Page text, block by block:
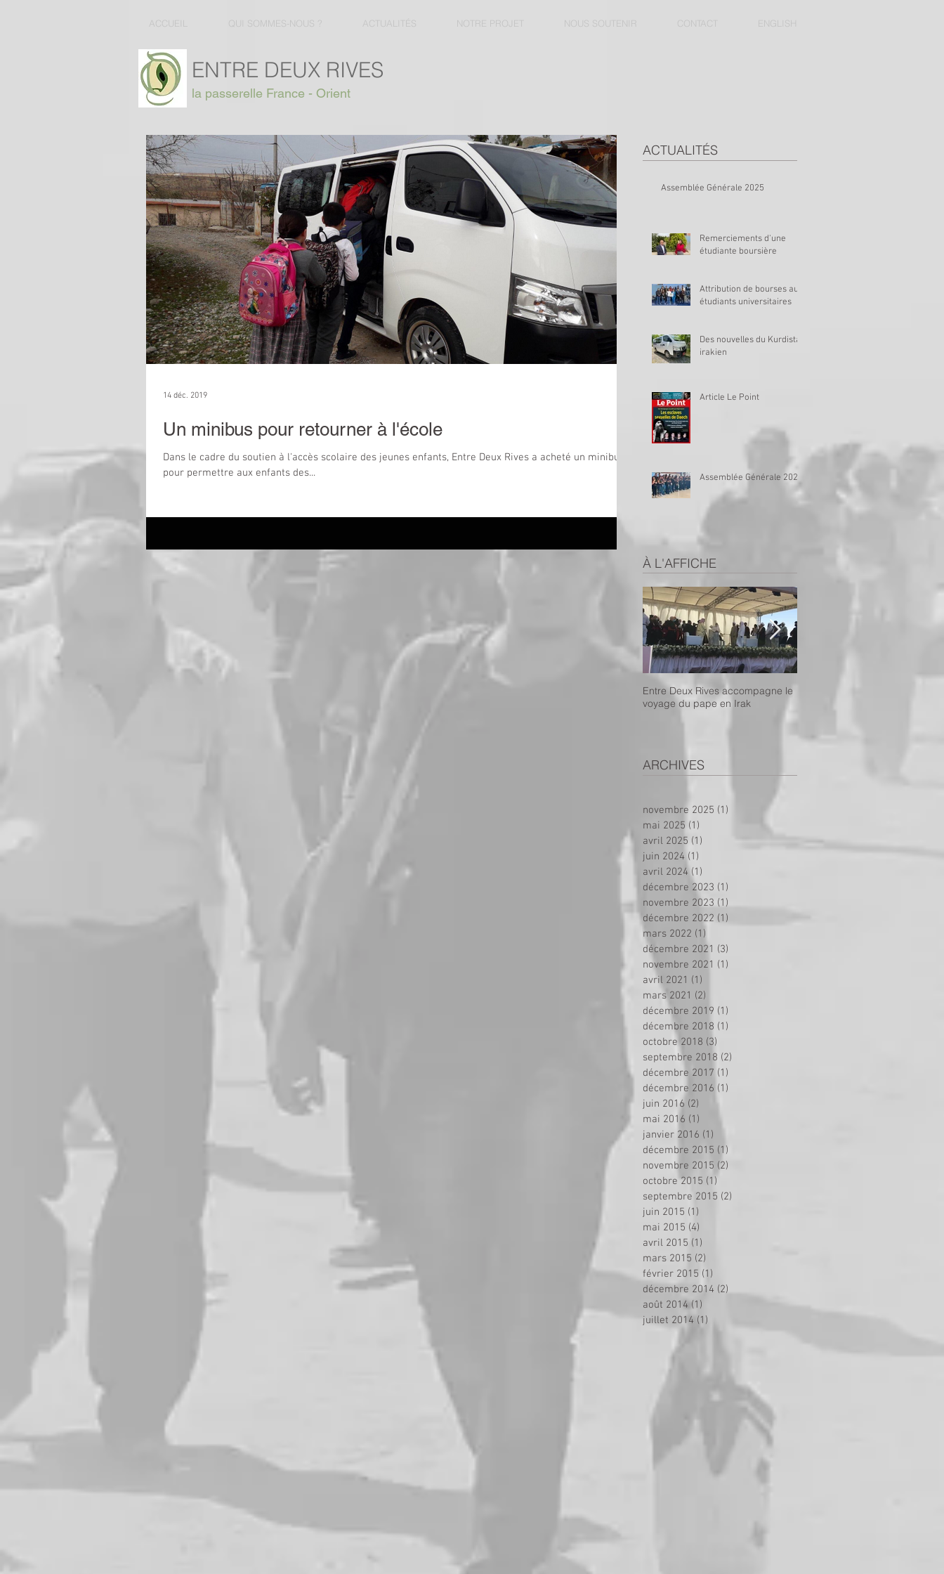
ACCUEIL QUI SOMMES-NOUS ? ACTUALITÉS NOTRE PROJET NOUS SOUTENIR CONTACT ENGLISH
ENTRE DEUX RIVES
la passerelle France - Orient
ACTUALITÉS
Assemblée Générale 2025
Remerciements d'une
étudiante boursière
Attribution de bourses aux
étudiants universitaires
Des nouvelles du Kurdistan
irakien
Article Le Point
Assemblée Générale 2023
À L'AFFICHE
Entre Deux Rives accompagne le
voyage du pape en Irak
ARCHIVES
novembre 2025 (1)
mai 2025 (1)
avril 2025 (1)
juin 2024 (1)
avril 2024 (1)
décembre 2023 (1)
novembre 2023 (1)
décembre 2022 (1)
mars 2022 (1)
décembre 2021 (3)
novembre 2021 (1)
avril 2021 (1)
mars 2021 (2)
décembre 2019 (1)
décembre 2018 (1)
octobre 2018 (3)
septembre 2018 (2)
décembre 2017 (1)
décembre 2016 (1)
juin 2016 (2)
mai 2016 (1)
janvier 2016 (1)
décembre 2015 (1)
novembre 2015 (2)
octobre 2015 (1)
septembre 2015 (2)
juin 2015 (1)
mai 2015 (4)
avril 2015 (1)
mars 2015 (2)
février 2015 (1)
décembre 2014 (2)
août 2014 (1)
juillet 2014 (1)
Un minibus pour retourner à l'école
Dans le cadre du soutien à l'accès scolaire des jeunes enfants, Entre Deux Rives a acheté un minibus
pour permettre aux enfants des...
14 déc. 2019